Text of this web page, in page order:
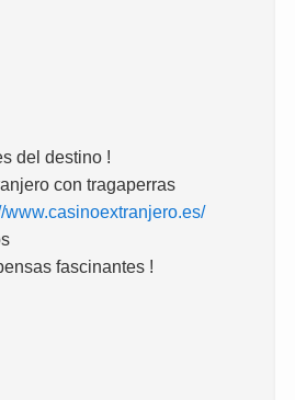
del destino !
con tragaperras
www.casinoextranjero.es/
fascinantes !